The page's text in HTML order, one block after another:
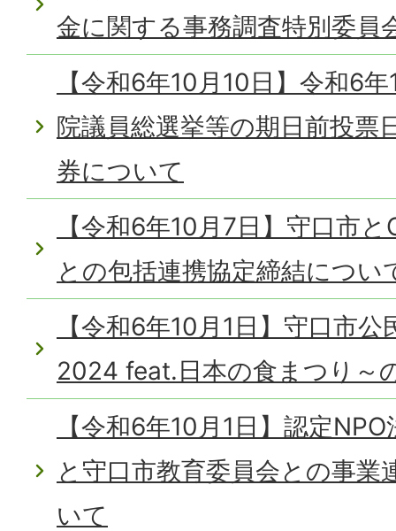
金に関する事務調査特別委員
【令和6年10月10日】令和6
院議員総選挙等の期日前投票
券について
【令和6年10月7日】守口市
との包括連携協定締結につい
【令和6年10月1日】守口市
2024 feat.日本の食まつり～
【令和6年10月1日】認定
と守口市教育委員会との事業
いて